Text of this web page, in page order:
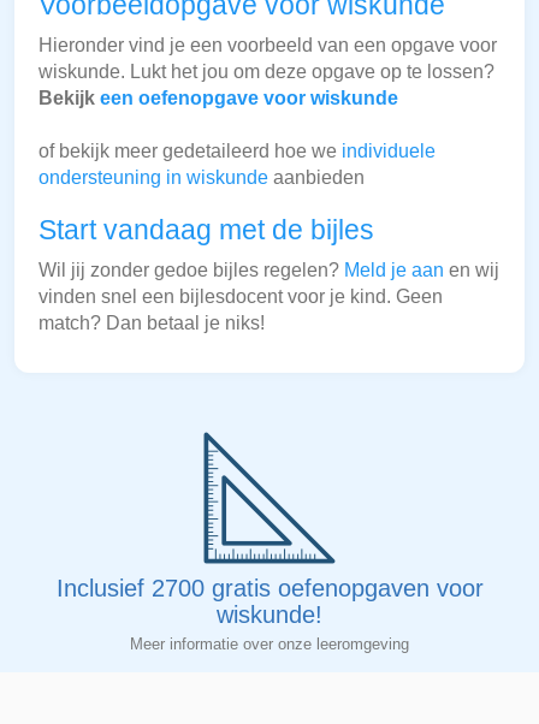
Hieronder vind je een voorbeeld van een opgave voor
wiskunde. Lukt het jou om deze opgave op te lossen?
Bekijk een oefenopgave voor wiskunde
of bekijk meer gedetaileerd hoe we individuele
ondersteuning in wiskunde aanbieden
Start vandaag met de bijles
Wil jij zonder gedoe bijles regelen? Meld je aan en wij
vinden snel een bijlesdocent voor je kind. Geen
match? Dan betaal je niks!
Inclusief 2700 gratis oefenopgaven voor
wiskunde!
Meer informatie over onze leeromgeving